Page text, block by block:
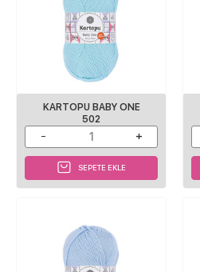
KARTOPU BABY ONE
502
SEPETE EKLE